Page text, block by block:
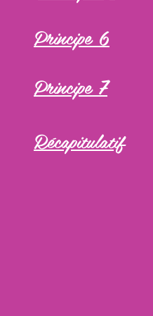
Principe 6
Principe 7
Récapitulatif